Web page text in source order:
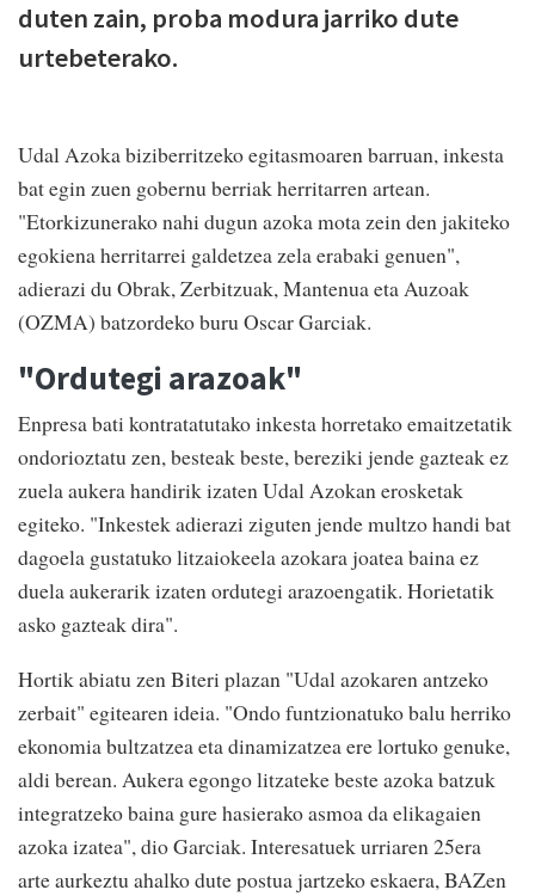
duten zain, proba modura jarriko dute
urtebeterako.
Udal Azoka biziberritzeko egitasmoaren barruan, inkesta
bat egin zuen gobernu berriak herritarren artean.
"Etorkizunerako nahi dugun azoka mota zein den jakiteko
egokiena herritarrei galdetzea zela erabaki genuen",
adierazi du Obrak, Zerbitzuak, Mantenua eta Auzoak
(OZMA) batzordeko buru Oscar Garciak.
"Ordutegi arazoak"
Enpresa bati kontratatutako inkesta horretako emaitzetatik
ondorioztatu zen, besteak beste, bereziki jende gazteak ez
zuela aukera handirik izaten Udal Azokan erosketak
egiteko. "Inkestek adierazi ziguten jende multzo handi bat
dagoela gustatuko litzaiokeela azokara joatea baina ez
duela aukerarik izaten ordutegi arazoengatik. Horietatik
asko gazteak dira".
Hortik abiatu zen Biteri plazan "Udal azokaren antzeko
zerbait" egitearen ideia. "Ondo funtzionatuko balu herriko
ekonomia bultzatzea eta dinamizatzea ere lortuko genuke,
aldi berean. Aukera egongo litzateke beste azoka batzuk
integratzeko baina gure hasierako asmoa da elikagaien
azoka izatea", dio Garciak. Interesatuek urriaren 25era
arte aurkeztu ahalko dute postua jartzeko eskaera, BAZen